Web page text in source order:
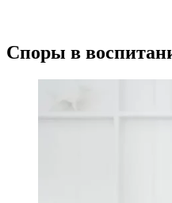
Споры в